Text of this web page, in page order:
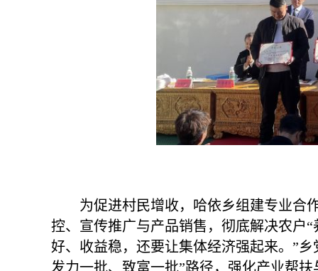
为促进村民增收，哈依乡组建专业
控、宣传推广与产品销售，彻底解决农户
好、收益稳，还要让集体经济强起来。”
发力一批、致富一批”路径，强化产业帮